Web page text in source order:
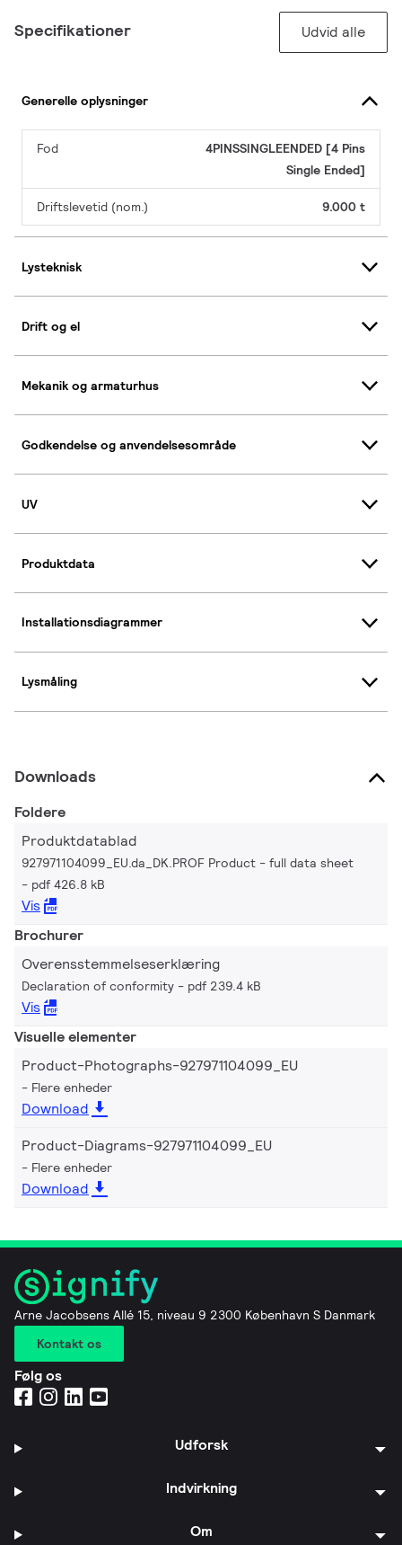
Specifikationer Udvid alle
Generelle oplysninger
Fod
4PINSSINGLEENDED [4 Pins
Single Ended]
Driftslevetid (nom.) 9.000 t
Lysteknisk
Drift og el
Mekanik og armaturhus
Godkendelse og anvendelsesområde
UV
Produktdata
Installationsdiagrammer
Lysmåling
Downloads
Foldere
Produktdatablad
927971104099_EU.da_DK.PROF Product - full data sheet
pdf 426.8 kB
Vis
Brochurer
Overensstemmelseserklæring
Declaration of conformity pdf 239.4 kB
Vis
Visuelle elementer
Product-Photographs-927971104099_EU
Flere enheder
Download
Product-Diagrams-927971104099_EU
Flere enheder
Download
Arne Jacobsens Allé 15, niveau 9 2300 København S Danmark
Kontakt os
Følg os
Udforsk
Indvirkning
Om